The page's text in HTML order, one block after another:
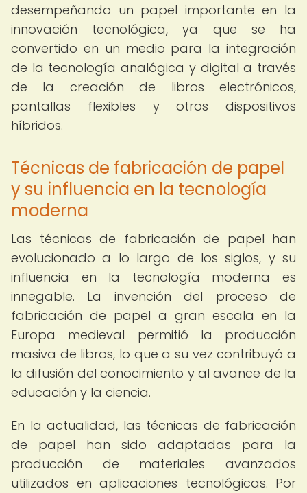
desempeñando un papel importante en la
innovación tecnológica, ya que se ha
convertido en un medio para la integración
de la tecnología analógica y digital a través
de la creación de libros electrónicos,
pantallas flexibles y otros dispositivos
híbridos.
Técnicas de fabricación de papel
y su influencia en la tecnología
moderna
Las técnicas de fabricación de papel han
evolucionado a lo largo de los siglos, y su
influencia en la tecnología moderna es
innegable. La invención del proceso de
fabricación de papel a gran escala en la
Europa medieval permitió la producción
masiva de libros, lo que a su vez contribuyó a
la difusión del conocimiento y al avance de la
educación y la ciencia.
En la actualidad, las técnicas de fabricación
de papel han sido adaptadas para la
producción de materiales avanzados
utilizados en aplicaciones tecnológicas. Por